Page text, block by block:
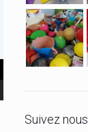
Suivez nous